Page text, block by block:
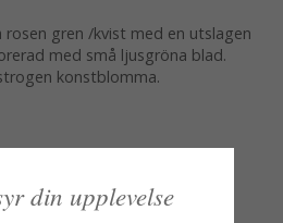
gren /kvist med en utslagen
med små ljusgröna blad.
konstblomma.
din upplevelse